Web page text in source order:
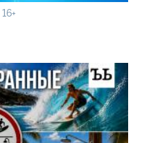
16+